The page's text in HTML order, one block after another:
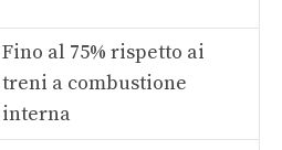
Fino al 75% rispetto ai
treni a combustione
interna